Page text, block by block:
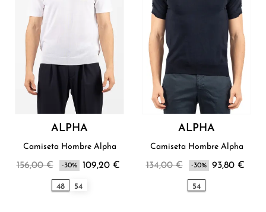
ALPHA
Camiseta Hombre Alpha
156,00 € -30% 109,20 €
48 54
ALPHA
Camiseta Hombre Alpha
134,00 € -30% 93,80 €
54